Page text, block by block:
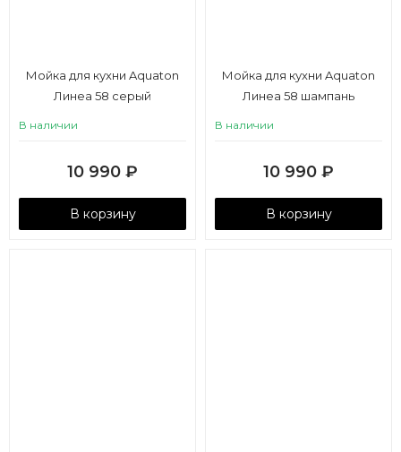
Мойка для кухни Aquaton
Линеа 58 серый
В наличии
10 990 ₽
В корзину
Мойка для кухни Aquaton
Линеа 58 шампань
В наличии
10 990 ₽
В корзину